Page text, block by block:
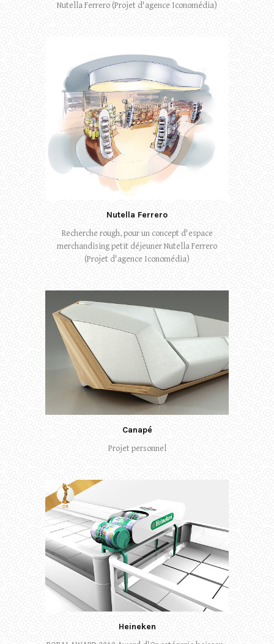
Nutella Ferrero (Projet d'agence Iconomédia)
Nutella Ferrero
Recherche rough, pour un concept d'espace
merchandising petit déjeuner Nutella Ferrero
(Projet d'agence Iconomédia)
Canapé
Projet personnel
Heineken